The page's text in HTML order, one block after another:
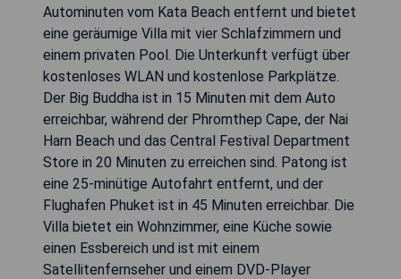
Autominuten vom Kata Beach entfernt und bietet
eine geräumige Villa mit vier Schlafzimmern und
einem privaten Pool. Die Unterkunft verfügt über
kostenloses WLAN und kostenlose Parkplätze.
Der Big Buddha ist in 15 Minuten mit dem Auto
erreichbar, während der Phromthep Cape, der Nai
Harn Beach und das Central Festival Department
Store in 20 Minuten zu erreichen sind. Patong ist
eine 25-minütige Autofahrt entfernt, und der
Flughafen Phuket ist in 45 Minuten erreichbar. Die
Villa bietet ein Wohnzimmer, eine Küche sowie
einen Essbereich und ist mit einem
Satellitenfernseher und einem DVD-Player